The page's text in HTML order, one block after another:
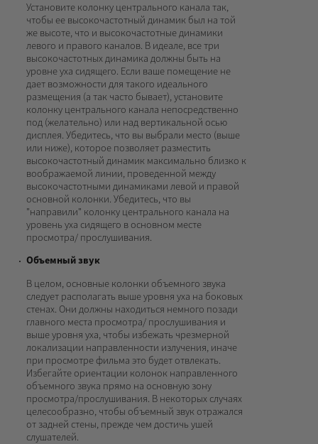
Установите колонку центрального канала так,
чтобы ее высокочастотный динамик был на той
же высоте, что и высокочастотные динамики
левого и правого каналов. В идеале, все три
высокочастотных динамика должны быть на
уровне уха сидящего. Если ваше помещение не
дает возможности для такого идеального
размещения (а так часто бывает), установите
колонку центрального канала непосредственно
под (желательно) или над вертикальной осью
дисплея. Убедитесь, что вы выбрали место (выше
или ниже), которое позволяет разместить
высокочастотный динамик максимально близко к
воображаемой линии, проведенной между
высокочастотными динамиками левой и правой
основной колонки. Убедитесь, что вы
"направили" колонку центрального канала на
уровень уха сидящего в основном месте
просмотра/ прослушивания.
Объемный звук
В целом, основные колонки объемного звука
следует располагать выше уровня уха на боковых
стенах. Они должны находиться немного позади
главного места просмотра/ прослушивания и
выше уровня уха, чтобы избежать чрезмерной
локализации направленности излучения, иначе
при просмотре фильма это будет отвлекать.
Избегайте ориентации колонок направленного
объемного звука прямо на основную зону
просмотра/прослушивания. В некоторых случаях
целесообразно, чтобы объемный звук отражался
от задней стены, прежде чем достичь ушей
слушателей.